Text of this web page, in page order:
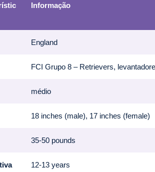
Informação
England
FCI Grupo 8 – Retrievers,
médio
18 inches (male), 17 inches (female)
35-50 pounds
12-13 years